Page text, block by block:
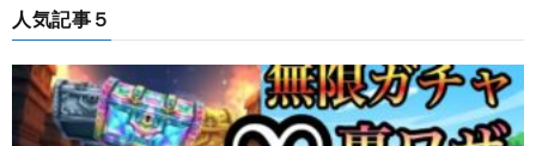
人気記事５